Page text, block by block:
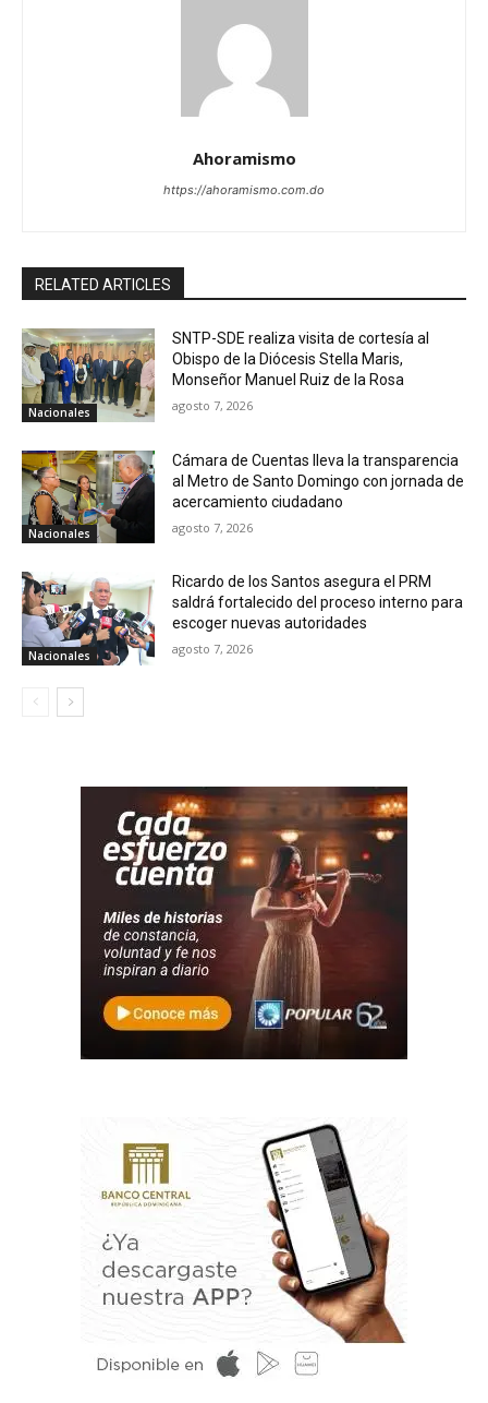
Ahoramismo
https://ahoramismo.com.do
RELATED ARTICLES
Nacionales
SNTP-SDE realiza visita de cortesía al
Obispo de la Diócesis Stella Maris,
Monseñor Manuel Ruiz de la Rosa
agosto 7, 2026
Nacionales
Cámara de Cuentas lleva la transparencia
al Metro de Santo Domingo con jornada de
acercamiento ciudadano
agosto 7, 2026
Nacionales
Ricardo de los Santos asegura el PRM
saldrá fortalecido del proceso interno para
escoger nuevas autoridades
agosto 7, 2026